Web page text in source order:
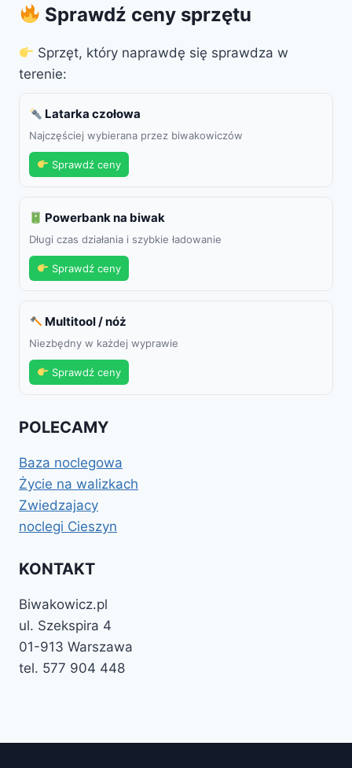
Sprawdź ceny sprzętu
Sprzęt, który naprawdę się sprawdza w
terenie:
Latarka czołowa
Najczęściej wybierana przez biwakowiczów
Sprawdź ceny
Powerbank na biwak
Długi czas działania i szybkie ładowanie
Sprawdź ceny
Multitool / nóż
Niezbędny w każdej wyprawie
Sprawdź ceny
POLECAMY
Baza noclegowa
Życie na walizkach
Zwiedzajacy
noclegi Cieszyn
KONTAKT
Biwakowicz.pl
ul. Szekspira 4
01-913 Warszawa
tel. 577 904 448